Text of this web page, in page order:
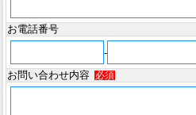
お電話番号
-
お問い合わせ内容
必須